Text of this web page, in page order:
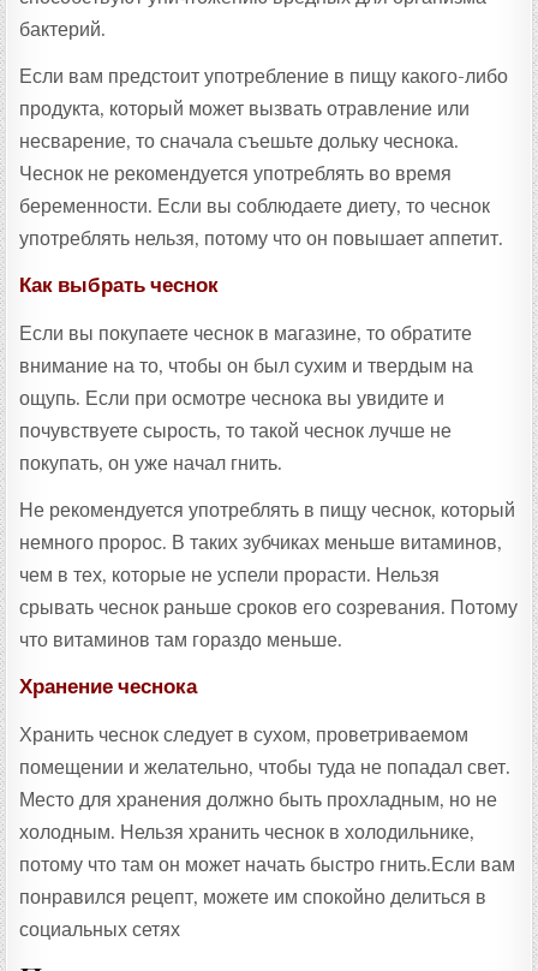
бактерий.
Если вам предстоит употребление в пищу какого-либо
продукта, который может вызвать отравление или
несварение, то сначала съешьте дольку чеснока.
Чеснок не рекомендуется употреблять во время
беременности. Если вы соблюдаете диету, то чеснок
употреблять нельзя, потому что он повышает аппетит.
Как выбрать чеснок
Если вы покупаете чеснок в магазине, то обратите
внимание на то, чтобы он был сухим и твердым на
ощупь. Если при осмотре чеснока вы увидите и
почувствуете сырость, то такой чеснок лучше не
покупать, он уже начал гнить.
Не рекомендуется употреблять в пищу чеснок, который
немного пророс. В таких зубчиках меньше витаминов,
чем в тех, которые не успели прорасти. Нельзя
срывать чеснок раньше сроков его созревания. Потому
что витаминов там гораздо меньше.
Хранение чеснока
Хранить чеснок следует в сухом, проветриваемом
помещении и желательно, чтобы туда не попадал свет.
Место для хранения должно быть прохладным, но не
холодным. Нельзя хранить чеснок в холодильнике,
потому что там он может начать быстро гнить.Если вам
понравился рецепт, можете им спокойно делиться в
социальных сетях